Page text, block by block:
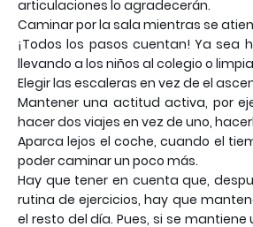
articulaciones lo agradecerán.
Caminar por la sala mientras se
¡Todos los pasos cuentan! Ya sea
llevando a los niños al colegio o
Elegir las escaleras en vez de el
Mantener una actitud activa, por
hacer dos viajes en vez de uno,
Aparca lejos el coche, cuando el
poder caminar un poco más.
Hay que tener en cuenta que,
rutina de ejercicios, hay que
el resto del día. Pues, si se